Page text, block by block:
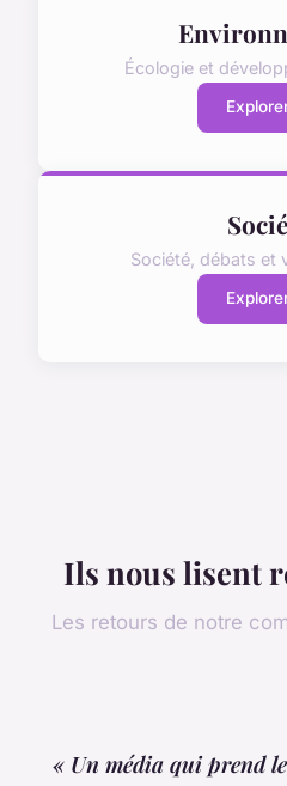
Écologie et
Société, débats et
Ils nous lisent
Les retours de notre
« Un média qui prend